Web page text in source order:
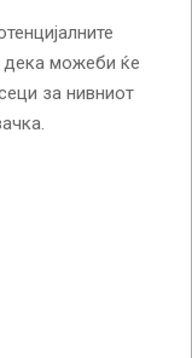
дека можеби ќе
за нивниот